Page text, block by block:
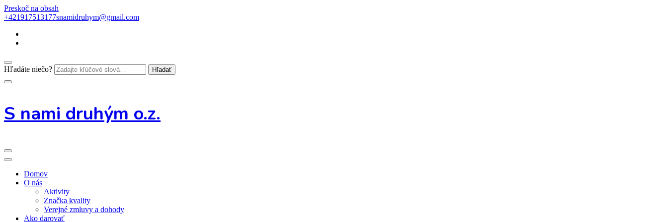
Preskoč na obsah
+421917513177snamidruhym@gmail.com
Hľadáte niečo?
S nami druhým o.z.
Domov
O nás
Aktivity
Značka kvality
Verejné zmluvy a dohody
Ako darovať